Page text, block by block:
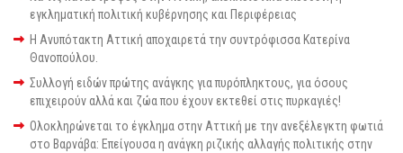
εγκληματική πολιτική κυβέρνησης και Περιφέρειας
Η Ανυπότακτη Αττική αποχαιρετά την συντρόφισσα Κατερίνα
Θανοπούλου.
Συλλογή ειδών πρώτης ανάγκης για πυρόπληκτους, για όσους
επιχειρούν αλλά και ζώα που έχουν εκτεθεί στις πυρκαγιές!
Ολοκληρώνεται το έγκλημα στην Αττική με την ανεξέλεγκτη φωτιά
στο Βαρνάβα: Επείγουσα η ανάγκη ριζικής αλλαγής πολιτικής στην